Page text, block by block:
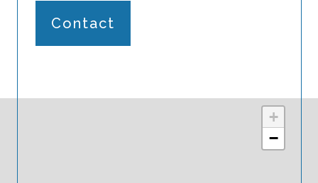
+
−
Contact